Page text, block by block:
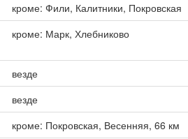
кроме: Фили, Калитники, Покровская
кроме: Марк, Хлебниково
везде
везде
кроме: Покровская, Весенняя, 66 км